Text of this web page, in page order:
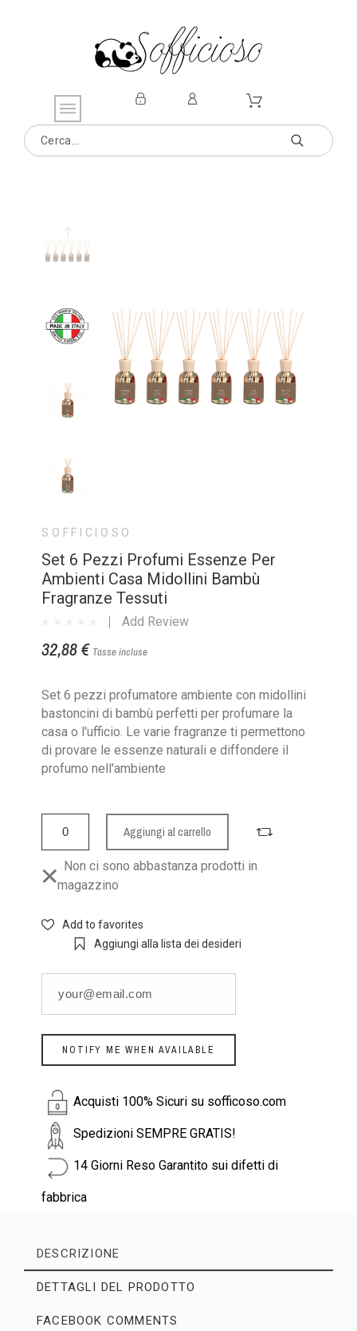
SOFFICIOSO
Set 6 Pezzi Profumi Essenze Per
Ambienti Casa Midollini Bambù
Fragranze Tessuti
Add Review
32,88 € Tasse incluse
Set 6 pezzi profumatore ambiente con midollini
bastoncini di bambù perfetti per profumare la
casa o l'ufficio. Le varie fragranze ti permettono
di provare le essenze naturali e diffondere il
profumo nell'ambiente
Aggiungi al carrello
Non ci sono abbastanza prodotti in
magazzino
Add to favorites
Aggiungi alla lista dei desideri
NOTIFY ME WHEN AVAILABLE
Acquisti 100% Sicuri su sofficoso.com
Spedizioni SEMPRE GRATIS!
14 Giorni Reso Garantito sui difetti di
fabbrica
DESCRIZIONE
DETTAGLI DEL PRODOTTO
FACEBOOK COMMENTS